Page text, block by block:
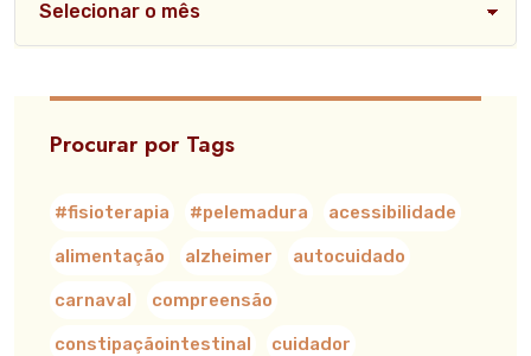
Procurar por Tags
#fisioterapia #pelemadura acessibilidade
alimentação alzheimer autocuidado
carnaval compreensão
constipaçãointestinal cuidador